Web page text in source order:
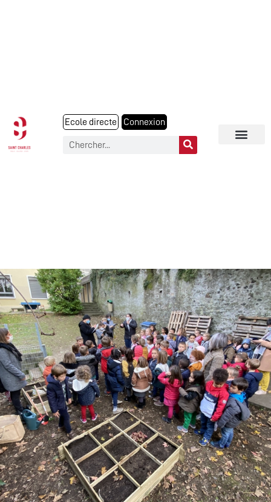
Ecole directe Connexion